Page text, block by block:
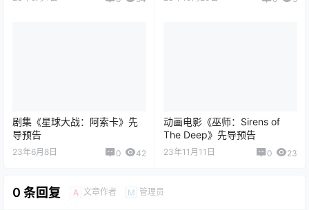
剧集《星球大战：阿索卡》先
导预告
23年6月8日 0 42
动画电影《巫师：Sirens of
The Deep》先导预告
23年11月11日 0 23
0 条回复 A 文章作者 M 管理员